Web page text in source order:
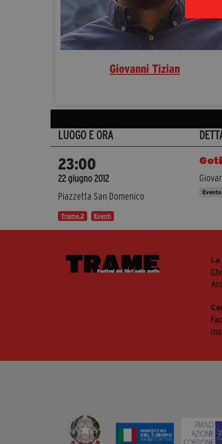
Giovanni Tizian
LUOGO E ORA
23:00
22 giugno 2012
Piazzetta San Domenico
Trame.2 Eventi
Evento
La